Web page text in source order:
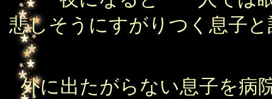
悲しそうにすがりつく息子
外に出たがらない息子を病